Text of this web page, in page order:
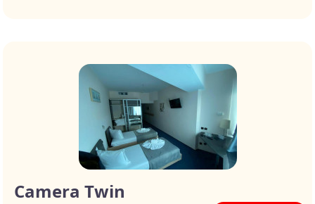
Camera Twin